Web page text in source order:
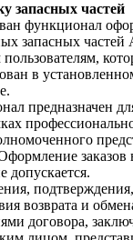
запасных частей
функционал
запасных
в
предназначен
допускается.
возврата и
договора,